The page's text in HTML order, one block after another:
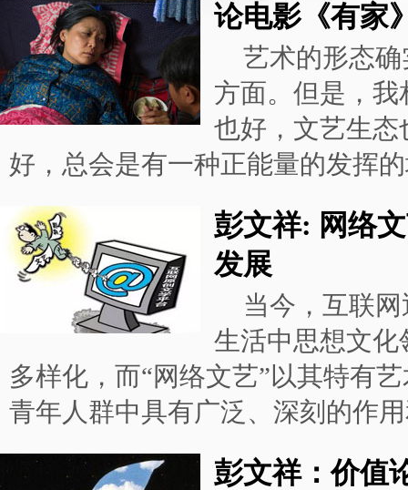
论电影《有家
艺术的形态
方面。但是，
也好，文艺生
好，总会是有一种正能量的发挥
彭文祥: 网络
发展
当今，互联
生活中思想文
多样化，而“网络文艺”以其特有
青年人群中具有广泛、深刻的作
彭文祥：价值